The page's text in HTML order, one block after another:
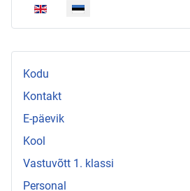
Kodu
Kontakt
E-päevik
Kool
Vastuvõtt 1. klassi
Personal
Vali keel